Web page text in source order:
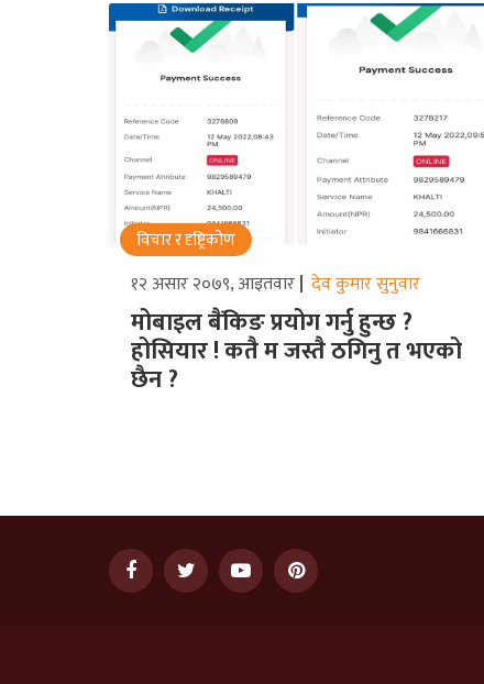
विचार र दृष्ट्रिकोण
१२ असार २०७९, आइतवार देव कुमार सुनुवार
मोबाइल बैंकिङ प्रयोग गर्नु हुन्छ ?
होसियार ! कतै म जस्तै ठगिनु त भएको
छैन ?